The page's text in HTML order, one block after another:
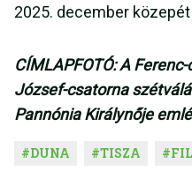
2025. december
CÍMLAPFOTÓ: A
József-csatorna
Pannónia Királynője
#DUNA #TISZA #